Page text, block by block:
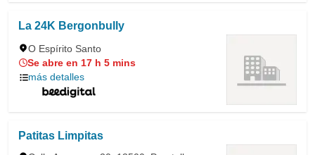
La 24K Bergonbully
O Espírito Santo
Se abre en 17 h 5 mins
más detalles
Patitas Limpitas